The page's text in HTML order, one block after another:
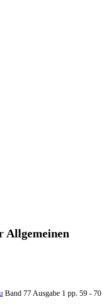
Allgemeinen
Band 77Ausgabe 1 pp. 59 - 70